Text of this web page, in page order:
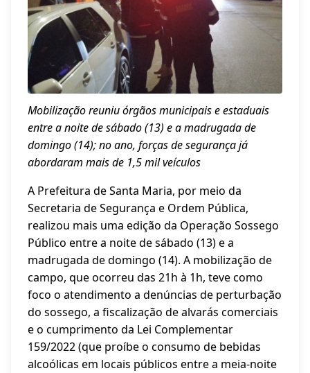
Mobilização reuniu órgãos municipais e estaduais
entre a noite de sábado (13) e a madrugada de
domingo (14); no ano, forças de segurança já
abordaram mais de 1,5 mil veículos
A Prefeitura de Santa Maria, por meio da
Secretaria de Segurança e Ordem Pública,
realizou mais uma edição da Operação Sossego
Público entre a noite de sábado (13) e a
madrugada de domingo (14). A mobilização de
campo, que ocorreu das 21h à 1h, teve como
foco o atendimento a denúncias de perturbação
do sossego, a fiscalização de alvarás comerciais
e o cumprimento da Lei Complementar
159/2022 (que proíbe o consumo de bebidas
alcoólicas em locais públicos entre a meia-noite